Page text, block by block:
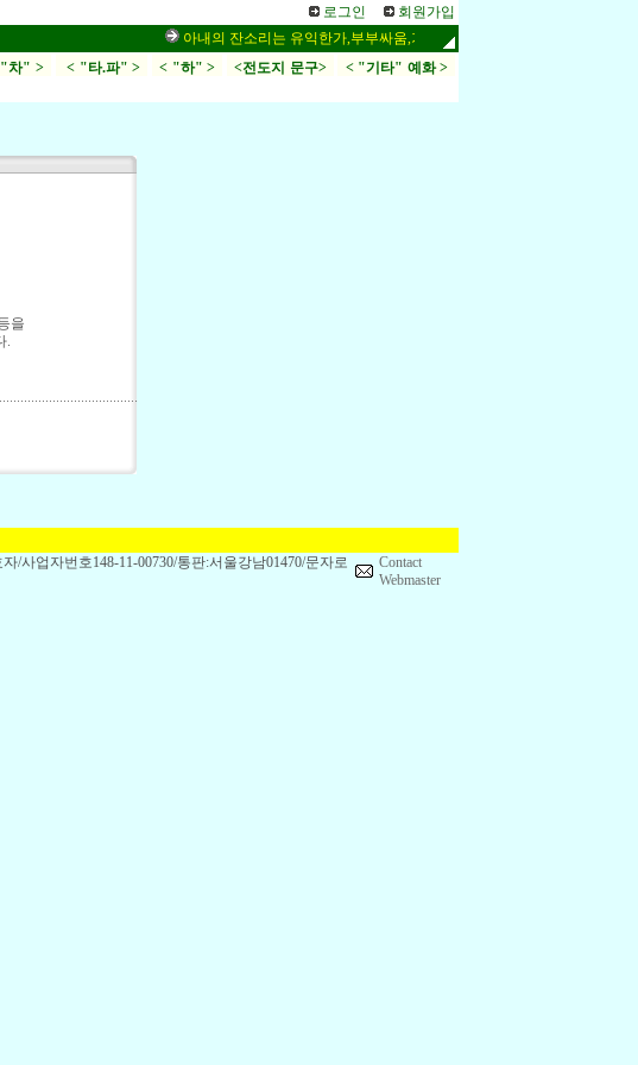
로그인 회원가입
아내의 잔소리는 유익한가,부부싸움,가정
차" > < "타.파" > < "하" > <전도지 문구>
< "기타" 예화 >
을
.
/사업자번호148-11-00730/통판:서울강남01470/문자로
Contact
Webmaster